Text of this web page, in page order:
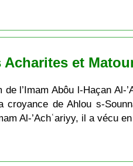
Acharites et
l’Imam Abôu l-Haçan
croyance de Ahlou s-
Al-’Achʿariyy, il a vécu